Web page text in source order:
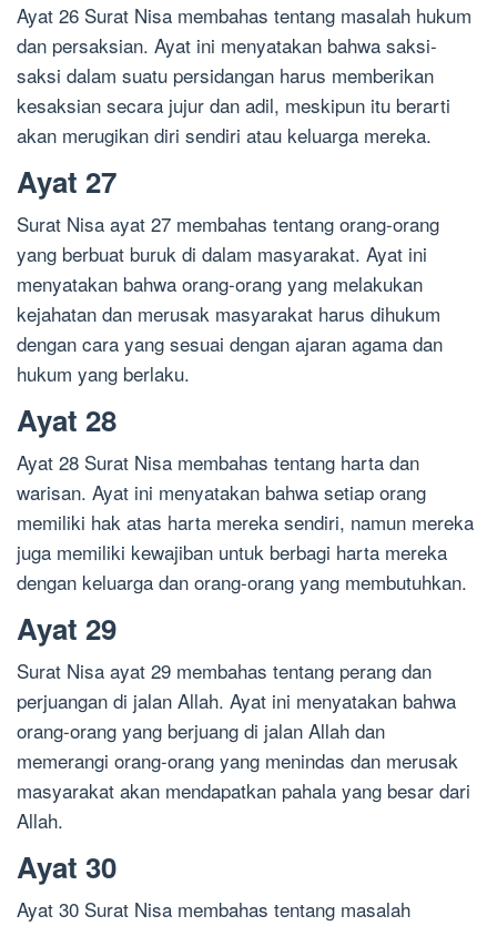
Ayat 26 Surat Nisa membahas tentang masalah hukum
dan persaksian. Ayat ini menyatakan bahwa saksi-
saksi dalam suatu persidangan harus memberikan
kesaksian secara jujur dan adil, meskipun itu berarti
akan merugikan diri sendiri atau keluarga mereka.
Ayat 27
Surat Nisa ayat 27 membahas tentang orang-orang
yang berbuat buruk di dalam masyarakat. Ayat ini
menyatakan bahwa orang-orang yang melakukan
kejahatan dan merusak masyarakat harus dihukum
dengan cara yang sesuai dengan ajaran agama dan
hukum yang berlaku.
Ayat 28
Ayat 28 Surat Nisa membahas tentang harta dan
warisan. Ayat ini menyatakan bahwa setiap orang
memiliki hak atas harta mereka sendiri, namun mereka
juga memiliki kewajiban untuk berbagi harta mereka
dengan keluarga dan orang-orang yang membutuhkan.
Ayat 29
Surat Nisa ayat 29 membahas tentang perang dan
perjuangan di jalan Allah. Ayat ini menyatakan bahwa
orang-orang yang berjuang di jalan Allah dan
memerangi orang-orang yang menindas dan merusak
masyarakat akan mendapatkan pahala yang besar dari
Allah.
Ayat 30
Ayat 30 Surat Nisa membahas tentang masalah